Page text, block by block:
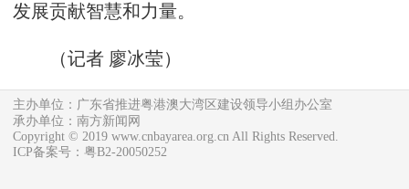
发展贡献智慧和力量。
（记者 廖冰莹）
主办单位：广东省推进粤港澳大湾区建设领导小组办公室
承办单位：南方新闻网
Copyright © 2019 www.cnbayarea.org.cn All Rights Reserved.
ICP备案号：粤B2-20050252